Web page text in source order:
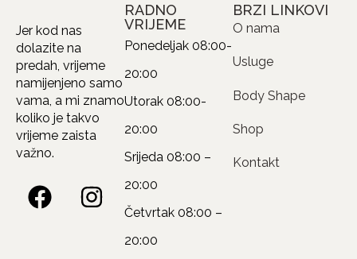
Jer kod nas
dolazite na
predah, vrijeme
namijenjeno samo
vama, a mi znamo
koliko je takvo
vrijeme zaista
važno.
RADNO
VRIJEME
Ponedeljak 08:00-
20:00
Utorak 08:00-
20:00
Srijeda 08:00 –
20:00
Četvrtak 08:00 –
20:00
BRZI LINKOVI
O nama
Usluge
Body Shape
Shop
Kontakt